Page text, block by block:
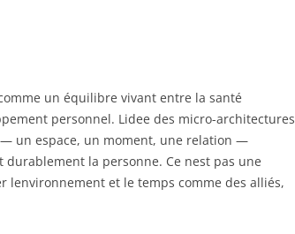
un équilibre vivant entre la santé
personnel. Lidee des micro-architectures
un espace, un moment, une relation —
la personne. Ce nest pas une
lenvironnement et le temps comme des alliés,